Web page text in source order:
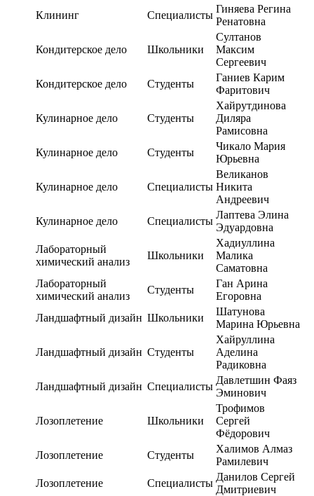
Клининг
Специалисты
Гиняева Регина
Ренатовна
Кондитерское дело Школьники
Султанов
Максим
Сергеевич
Кондитерское дело
Студенты
Ганиев Карим
Фаритович
Кулинарное дело Студенты
Хайрутдинова
Диляра
Рамисовна
Кулинарное дело
Студенты
Чикало Мария
Юрьевна
Кулинарное дело Специалисты
Великанов
Никита
Андреевич
Кулинарное дело
Специалисты
Лаптева Элина
Эдуардовна
Лабораторный
химический анализ
Школьники
Хадиуллина
Малика
Саматовна
Лабораторный
химический анализ
Студенты
Ган Арина
Егоровна
Ландшафтный дизайн Школьники
Шатунова
Марина Юрьевна
Ландшафтный дизайн Студенты
Хайруллина
Аделина
Радиковна
Ландшафтный дизайн Специалисты
Давлетшин Фаяз
Эминович
Лозоплетение Школьники
Трофимов
Сергей
Фёдорович
Лозоплетение
Студенты
Халимов Алмаз
Рамилевич
Лозоплетение
Специалисты
Данилов Сергей
Дмитриевич